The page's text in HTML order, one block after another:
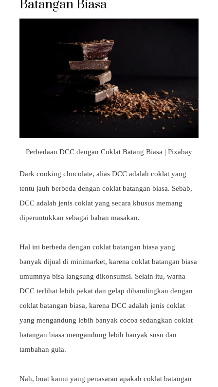
Batangan Biasa
Perbedaan DCC dengan Coklat Batang Biasa | Pixabay
Dark cooking chocolate, alias DCC adalah coklat yang
tentu jauh berbeda dengan coklat batangan biasa. Sebab,
DCC adalah jenis coklat yang secara khusus memang
diperuntukkan sebagai bahan masakan.
Hal ini berbeda dengan coklat batangan biasa yang
banyak dijual di minimarket, karena coklat batangan biasa
umumnya bisa langsung dikonsumsi. Selain itu, warna
DCC terlihat lebih pekat dan gelap dibandingkan dengan
coklat batangan biasa, karena DCC adalah jenis coklat
yang mengandung lebih banyak cocoa sedangkan coklat
batangan biasa mengandung lebih banyak susu dan
tambahan gula.
Nah, buat kamu yang penasaran apakah coklat batangan